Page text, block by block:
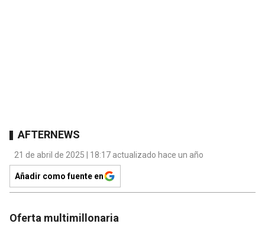
AFTERNEWS
21 de abril de 2025 | 18:17 actualizado hace un año
Añadir como fuente en
Oferta multimillonaria